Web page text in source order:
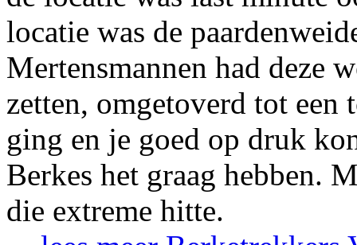
locatie was de
Mertensmannen had deze
zetten, omgetoverd tot
ging en je goed op druk
Berkes het graag hebben.
die extreme hitte.